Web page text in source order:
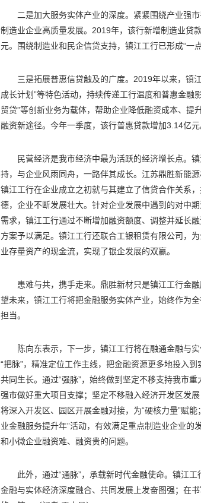
二是加大服务实体产业的深度。紧紧围绕产业强
制造业企业高质量发展。2019年，该行新增制造业贷
元。围绕制造业和民企信贷支持，镇江工行已形成“一
三是拓展普惠信贷触及的广度。2019年以来，镇
成长计划”等特色活动，持续传递工行温度和普惠金融
贸贷”等创新业务为载体，帮助企业降低融资成本、
融资新途径。今年一季度，该行普惠贷款增加3.14亿元
民营经济是我市经济中最为活跃的经济增长点。
持，与企业风雨同舟，一路伴其成长。江苏鼎胜新能
镇江工行在企业成立之初就与其建立了信贷合作关系
德，企业不断发展壮大。针对企业发展中遇到的对中
需求，镇江工行通过不断增加融资额度、调整并延长
方案予以满足。镇江工行还联合工银租赁有限公司，
业存量资产的现金流，实现了银企发展的双赢。
患难与共，携手走来。鼎胜新材只是镇江工行金
望未来，镇江工行将把金融服务实体产业，始终作为
担当。
陈向东表示，下一步，镇江工行将在融通金融与
“把脉”，精准定位工作主线，把金融资源更多地投入
共同生长。通过“强脉”，始终做到坚定不移支持我市
强市做好重大项目支撑；坚定不移融入经济开发区发
将深入开发区、园区开展金融对接，为“硬核力量”赋
业金融服务提升年”活动，有效满足重点制造业企业的
和小微企业融资难、融资贵的问题。
此外，通过“通脉”，承载新时代金融使命。镇江
金融与实体经济深度融合、共同发展上发奋图强；在